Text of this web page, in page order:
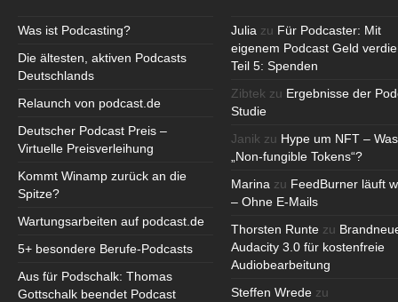
Was ist Podcasting?
Die ältesten, aktiven Podcasts
Deutschlands
Relaunch von podcast.de
Deutscher Podcast Preis –
Virtuelle Preisverleihung
Kommt Winamp zurück an die
Spitze?
Wartungsarbeiten auf podcast.de
5+ besondere Berufe-Podcasts
Aus für Podschalk: Thomas
Gottschalk beendet Podcast
Julia zu Für Podcaster: Mit
eigenem Podcast Geld
Teil 5: Spenden
Zibtek zu Ergebnisse der
Studie
Janik zu Hype um NFT –
„Non-fungible Tokens“?
Marina zu FeedBurner läuft
– Ohne E-Mails
Thorsten Runte zu
Audacity 3.0 für kostenfreie
Audiobearbeitung
Steffen Wrede zu